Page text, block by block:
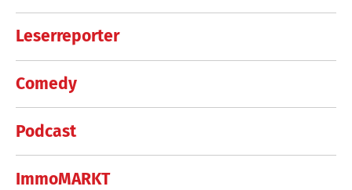
Leserreporter
Comedy
Podcast
ImmoMARKT